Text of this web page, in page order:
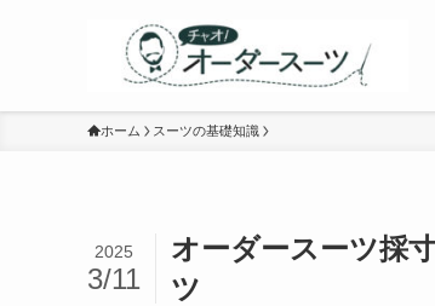
ホーム スーツの基礎知識
オーダースーツ採
ツ
2025
3/11